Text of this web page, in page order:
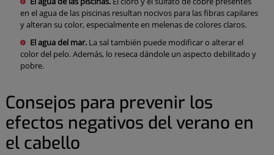
en el agua de las piscinas resultan nocivos para las fibras capilares
y alteran su color, especialmente en melenas de colores claros.
El agua del mar.La sal también puede modificar o alterar el
color del pelo. Además, lo reseca dándole un aspecto debilitado y
pobre.
Consejos para prevenir los
efectos negativos del verano en
el cabello